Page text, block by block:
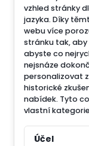
vzhled stránky
jazyka. Díky
webu více
stránku tak,
abyste co
nejsnáze
personalizovat
historické
nabídek. Tyto
vlastní
Účel